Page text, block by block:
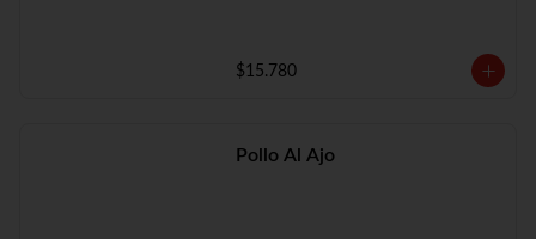
$15.780
Pollo Al Ajo